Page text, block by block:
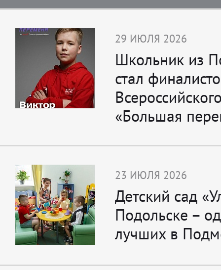
29 ИЮЛЯ 2026
Школьник из
стал
«Большая
23 ИЮЛЯ 2026
Детский сад
Подольске –
лучших в